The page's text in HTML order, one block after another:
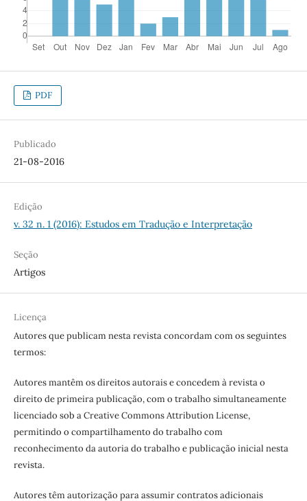
PDF
Publicado
21-08-2016
Edição
v. 32 n. 1 (2016): Estudos em Tradução e Interpretação
Seção
Artigos
Licença
Autores que publicam nesta revista concordam com os seguintes
termos:
Autores mantêm os direitos autorais e concedem à revista o
direito de primeira publicação, com o trabalho simultaneamente
licenciado sob a Creative Commons Attribution License,
permitindo o compartilhamento do trabalho com
reconhecimento da autoria do trabalho e publicação inicial nesta
revista.
Autores têm autorização para assumir contratos adicionais